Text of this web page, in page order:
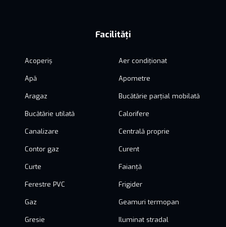
Facilități
Acoperiș Aer condiționat
Apă Apometre
Aragaz Bucătărie parțial mobilată
Bucătărie utilată Calorifere
Canalizare Centrală proprie
Contor gaz Curent
Curte Faianță
Ferestre PVC Frigider
Gaz Geamuri termopan
Gresie Iluminat stradal